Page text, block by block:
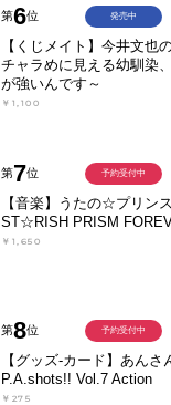
第6位
【くじメイト】今井文也
チャラめに見える幼馴染
が強いんです～
￥1,100
発売中
第7位
【音楽】うたの☆プリン
ST☆RISH PRISM
￥1,650
予約受付中
第8位
【グッズ-カード】あんさ
P.A.shots!! Vol.7 Action
￥275
予約受付中